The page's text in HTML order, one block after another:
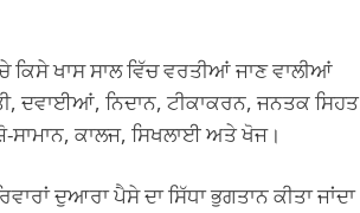
ਖਾਸ ਸਾਲ ਵਿੱਚ ਵਰਤੀਆਂ ਜਾਣ ਵਾਲੀਆਂ
ਦਵਾਈਆਂ, ਨਿਦਾਨ, ਟੀਕਾਕਰਨ, ਜਨਤਕ ਸਿਹਤ
ਕਾਲਜ, ਸਿਖਲਾਈ ਅਤੇ ਖੋਜ।
ਦੁਆਰਾ ਪੈਸੇ ਦਾ ਸਿੱਧਾ ਭੁਗਤਾਨ ਕੀਤਾ ਜਾਂਦਾ